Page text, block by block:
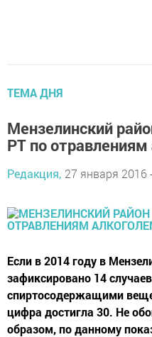
ТЕМА ДНЯ
Мензелинский
РТ по отравлениям
Редакция, 27 января 2016
Если в 2014 году в
зафиксировано 14
спиртосодержащими
цифра достигла 30. Не
образом, по данному